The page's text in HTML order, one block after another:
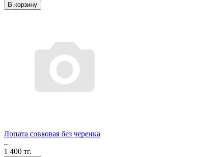
В корзину
Лопата совковая без черенка
..
1 400 тг.